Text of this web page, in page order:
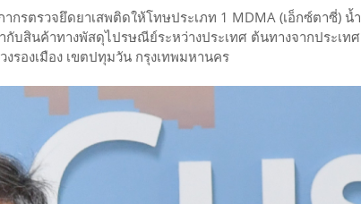
กรตรวจยึดยาเสพติดให้โทษประเภท 1 MDMA (เอ็กซ์ตาซี่) น้ำ
บสินค้าทางพัสดุไปรษณีย์ระหว่างประเทศ ต้นทางจากประเทศ
รองเมือง เขตปทุมวัน กรุงเทพมหานคร